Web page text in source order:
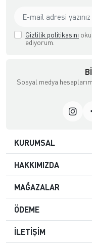
Gizlilik politikasını
ediyorum.
Sosyal medya
KURUMSAL
HAKKIMIZDA
MAĞAZALAR
ÖDEME
İLETİŞİM